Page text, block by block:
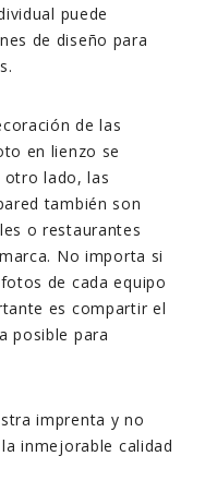
puede
de diseño para
de las
en lienzo se
otro lado, las
también son
o restaurantes
No importa si
de cada equipo
es compartir el
posible para
imprenta y no
inmejorable calidad